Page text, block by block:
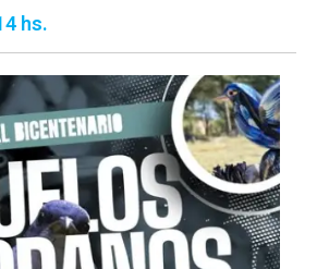
hs.